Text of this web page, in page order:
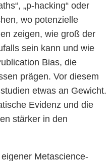
„p-hacking“ oder
wo potenzielle
zeigen, wie groß der
sein kann und wie
Bias, die
prägen. Vor diesem
etwas an Gewicht.
Evidenz und die
stärker in den
Metascience-